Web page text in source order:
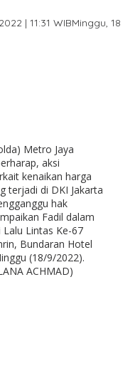
| 11:31 WIBMinggu, 18
Metro Jaya
aksi
kenaikan harga
terjadi di DKI Jakarta
hak
Fadil dalam
Lintas Ke-67
Bundaran Hotel
(18/9/2022).
ACHMAD)